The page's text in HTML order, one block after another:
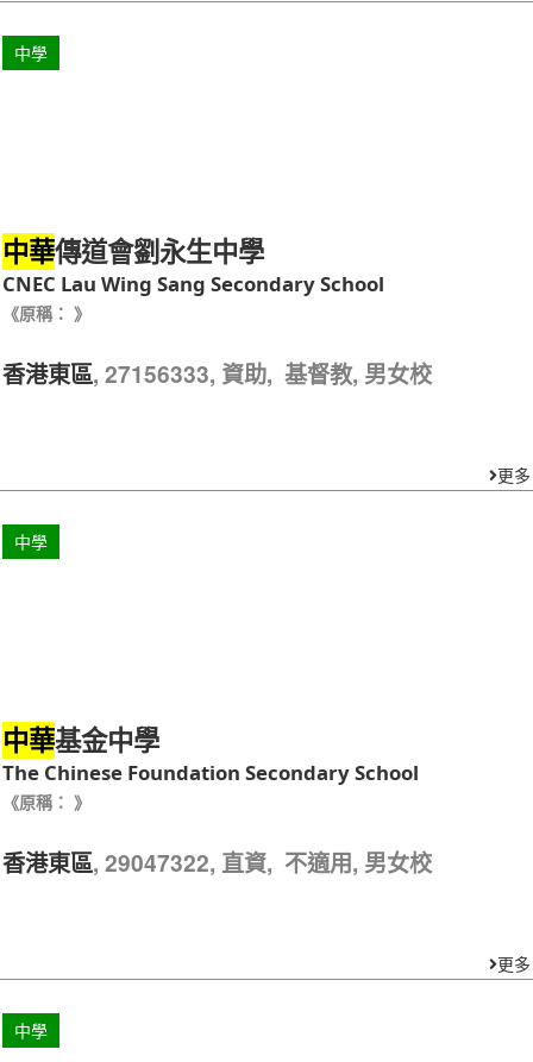
中學
中華傳道會劉永生中學
CNEC Lau Wing Sang Secondary School
《原稱： 》
香港東區, 27156333, 資助, 基督教, 男女校
更多
中學
中華基金中學
The Chinese Foundation Secondary School
《原稱： 》
香港東區, 29047322, 直資, 不適用, 男女校
更多
中學